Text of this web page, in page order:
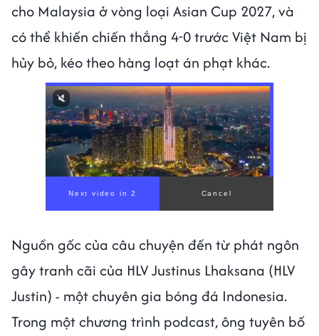
cho Malaysia ở vòng loại Asian Cup 2027, và
có thể khiến chiến thắng 4-0 trước Việt Nam bị
hủy bỏ, kéo theo hàng loạt án phạt khác.
Nguồn gốc của câu chuyện đến từ phát ngôn
gây tranh cãi của HLV Justinus Lhaksana (HLV
Justin) - một chuyên gia bóng đá Indonesia.
Trong một chương trình podcast, ông tuyên bố